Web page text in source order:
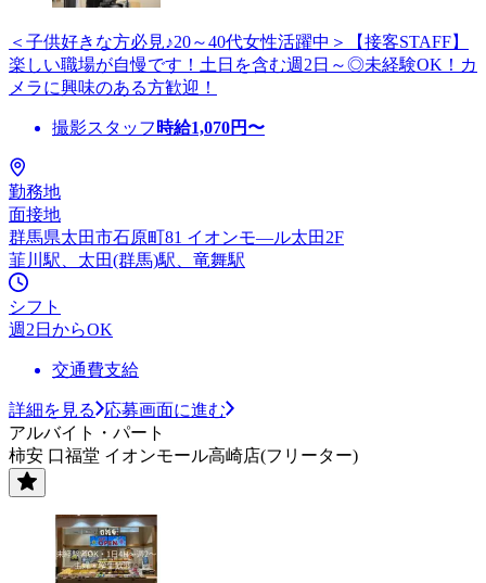
＜子供好きな方必見♪20～40代女性活躍中＞【接客STAFF】
楽しい職場が自慢です！土日を含む週2日～◎未経験OK！カ
メラに興味のある方歓迎！
撮影スタッフ 時給1,070円〜
勤務地
面接地
群馬県太田市石原町81 イオンモ—ル太田2F
韮川駅、太田(群馬)駅、竜舞駅
シフト
週2日からOK
交通費支給
詳細を見る
応募画面に進む
アルバイト・パート
柿安 口福堂 イオンモール高崎店(フリーター)